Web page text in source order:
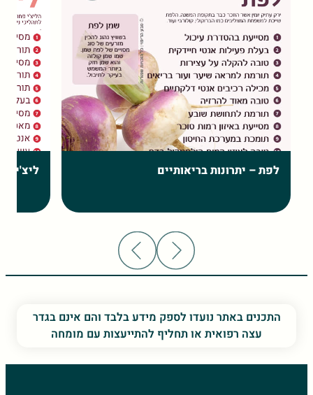
לפת – יתרונות בריאותיים ליצ'י –
התכנים באתר נועדו לספק מידע בלבד והם אינם בגדר
עצה רפואית או תחליף להתייעצות עם מומחה